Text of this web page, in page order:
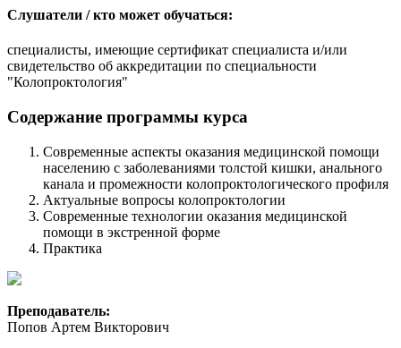
Слушатели / кто может обучаться:
специалисты, имеющие сертификат специалиста и/или
свидетельство об аккредитации по специальности
"Колопроктология"
Содержание программы курса
Современные аспекты оказания медицинской помощи
населению с заболеваниями толстой кишки, анального
канала и промежности колопроктологического профиля
Актуальные вопросы колопроктологии
Современные технологии оказания медицинской
помощи в экстренной форме
Практика
Преподаватель:
Попов Артем Викторович